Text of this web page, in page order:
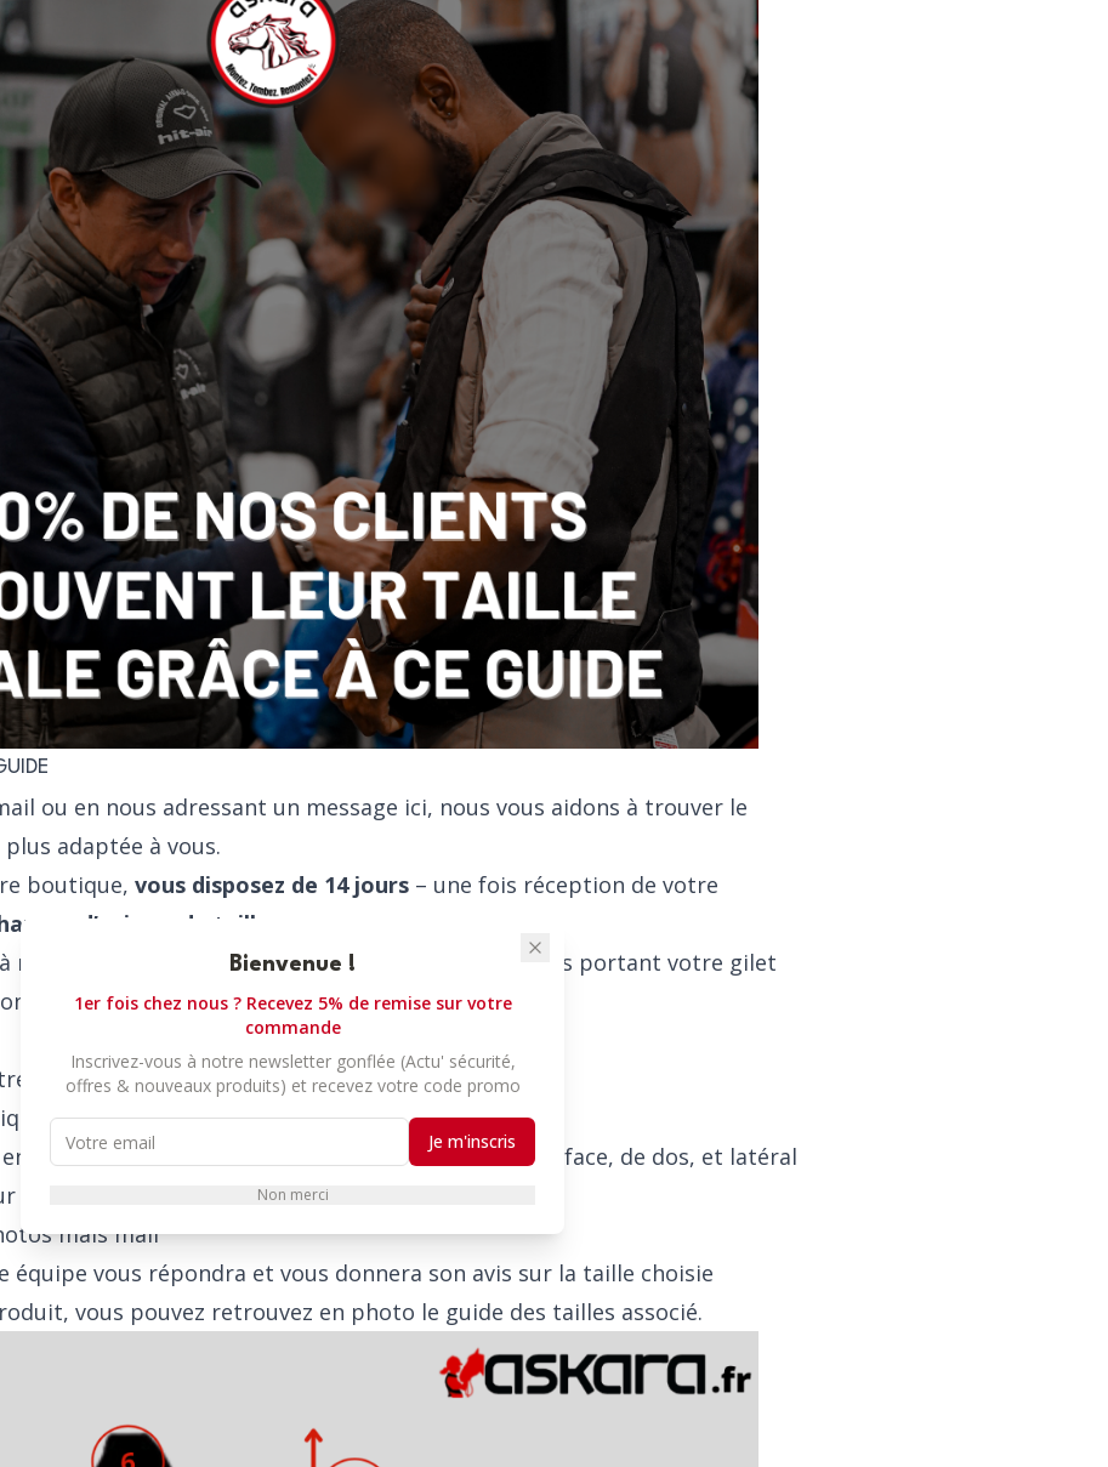
ou en nous adressant un message ici, nous vous aidons à trouver le
adaptée à vous.
boutique, vous disposez de 14 jours – une fois réception de votre
d’avis ou de taille.
nous adresser un mail contenant des photos de vous portant votre gilet
la bonne taille ou non.
gilet, essayez-le chez vous
photo avec le gilet porté : Photos de plein pied de face, de dos, et latéral
une chaise ou tabouret
mais mail
équipe vous répondra et vous donnera son avis sur la taille choisie
vous pouvez retrouvez en photo le guide des tailles associé.
Bienvenue !
1er fois chez nous ? Recevez 5% de remise sur votre
commande
Inscrivez-vous à notre newsletter gonflée (Actu' sécurité,
offres & nouveaux produits) et recevez votre code promo
Je m'inscris
Non merci